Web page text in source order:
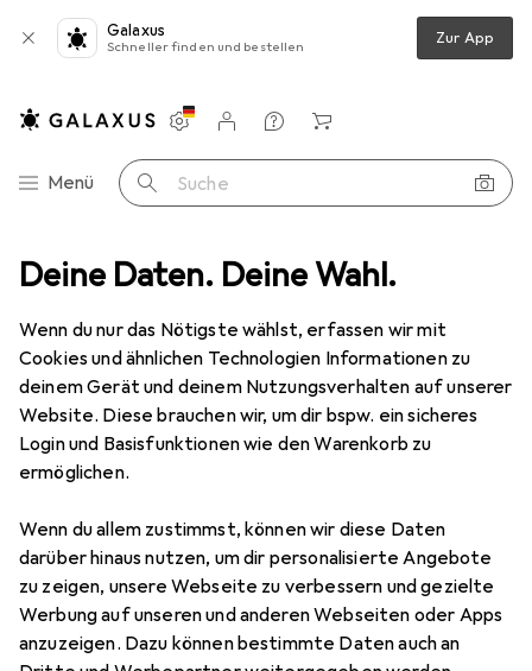
Deine Daten. Deine Wahl.
Wenn du nur das Nötigste wählst, erfassen wir mit
Cookies und ähnlichen Technologien Informationen zu
deinem Gerät und deinem Nutzungsverhalten auf unserer
Website. Diese brauchen wir, um dir bspw. ein sicheres
Login und Basisfunktionen wie den Warenkorb zu
ermöglichen.
Wenn du allem zustimmst, können wir diese Daten
darüber hinaus nutzen, um dir personalisierte Angebote
zu zeigen, unsere Webseite zu verbessern und gezielte
Werbung auf unseren und anderen Webseiten oder Apps
anzuzeigen. Dazu können bestimmte Daten auch an
Galaxus
Schneller finden und bestellen Zur App
Navigation nach Kategorien
Menü Suche
Einstellungen
Kundenkonto
Vergleichslisten
Merklisten
Warenkorb
Gesamtsortiment Gebraucht Mode Herren
Gebraucht Herren